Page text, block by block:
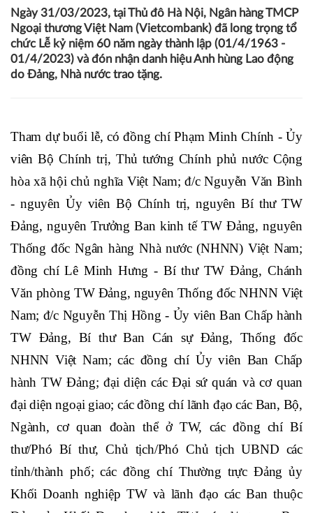
danh hiệu Anh hùng Lao
động thành công tốt đẹp
Liên Liên 05/04/2023 16:18
chức Lễ kỷ niệm 60 năm ngày thành lập (01/4/1963 -
01/4/2023) và đón nhận danh hiệu Anh hùng Lao động
do Đảng, Nhà nước trao tặng.
Tham dự buổi lễ, có đồng chí Phạm Minh Chính - Ủy
viên Bộ Chính trị, Thủ tướng Chính phủ nước Cộng
hòa xã hội chủ nghĩa Việt Nam; đ/c Nguyễn Văn Bình
- nguyên Ủy viên Bộ Chính trị, nguyên Bí thư TW
Đảng, nguyên Trưởng Ban kinh tế TW Đảng, nguyên
Thống đốc Ngân hàng Nhà nước (NHNN) Việt Nam;
đồng chí Lê Minh Hưng - Bí thư TW Đảng, Chánh
Văn phòng TW Đảng, nguyên Thống đốc NHNN Việt
Nam; đ/c Nguyễn Thị Hồng - Ủy viên Ban Chấp hành
TW Đảng, Bí thư Ban Cán sự Đảng, Thống đốc
NHNN Việt Nam; các đồng chí Ủy viên Ban Chấp
hành TW Đảng; đại diện các Đại sứ quán và cơ quan
đại diện ngoại giao; các đồng chí lãnh đạo các Ban, Bộ,